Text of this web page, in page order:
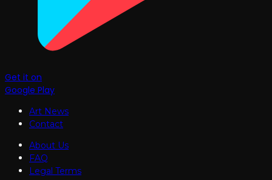
Get it on
Google Play
Art News
Contact
About Us
FAQ
Legal Terms